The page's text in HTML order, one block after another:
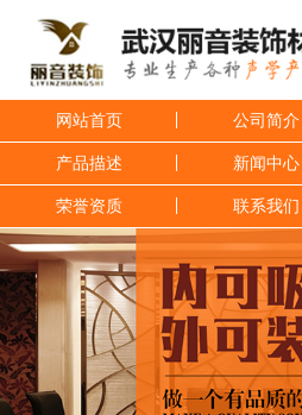
网站首页 公司简介
产品描述 新闻中心
荣誉资质 联系我们